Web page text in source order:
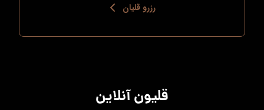
رزرو قلیان
قلیون آنلاین